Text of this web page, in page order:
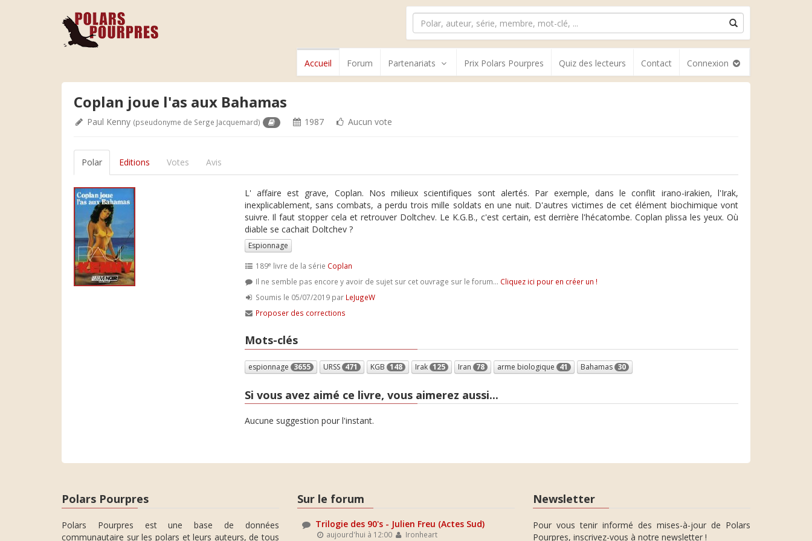
Accueil Forum Partenariats Prix Polars Pourpres Quiz des lecteurs Contact Connexion
Coplan joue l'as aux Bahamas
Paul Kenny (pseudonyme de Serge Jacquemard) 1987 Aucun vote
Polar Editions Votes Avis
L' affaire est grave, Coplan. Nos milieux scientifiques sont alertés. Par exemple, dans le conflit irano-irakien, l'Irak,
inexplicablement, sans combats, a perdu trois mille soldats en une nuit. D'autres victimes de cet élément biochimique vont
suivre. Il faut stopper cela et retrouver Doltchev. Le K.G.B., c'est certain, est derrière l'hécatombe. Coplan plissa les yeux. Où
diable se cachait Doltchev ?
Espionnage
189e livre de la série Coplan
Il ne semble pas encore y avoir de sujet sur cet ouvrage sur le forum... Cliquez ici pour en créer un !
Soumis le 05/07/2019 par LeJugeW
Proposer des corrections
Mots-clés
espionnage 3655 URSS 471 KGB 148 Irak 125 Iran 78 arme biologique 41 Bahamas 30
Si vous avez aimé ce livre, vous aimerez aussi...
Aucune suggestion pour l'instant.
Polars Pourpres
Polars Pourpres est une base de données
communautaire sur les polars et leurs auteurs, de tous
Sur le forum
Trilogie des 90's - Julien Freu (Actes Sud)
aujourd'hui à 12:00 Ironheart
Newsletter
Pour vous tenir informé des mises-à-jour de Polars
Pourpres, inscrivez-vous à notre newsletter !